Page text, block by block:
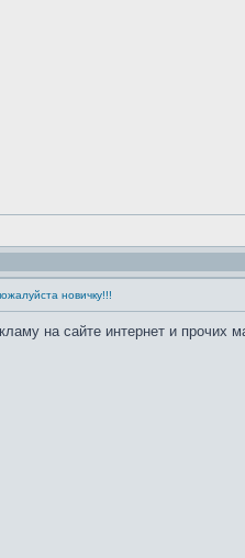
новичку!!!
на сайте интернет и прочих